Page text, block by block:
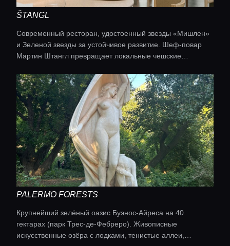
ŠTANGL
Современный ресторан, удостоенный звезды «Мишлен»
и Зеленой звезды за устойчивое развитие. Шеф-повар
Мартин Штангл превращает локальные чешские
гидропонной ферме — в изящные дегустационные сеты
из трех или пяти блюд. Открытая кухня, просторный лофт
и акцент на ферментации создают атмосферу
расслабленного фин-дайнинга, где каждое блюдо
рассказывает историю о природе и сезоне.
PALERMO FORESTS
Крупнейший зелёный оазис Буэнос-Айреса на 40
гектарах (парк Трес-де-Фебреро). Живописные
искусственные озёра с лодками, тенистые аллеи,